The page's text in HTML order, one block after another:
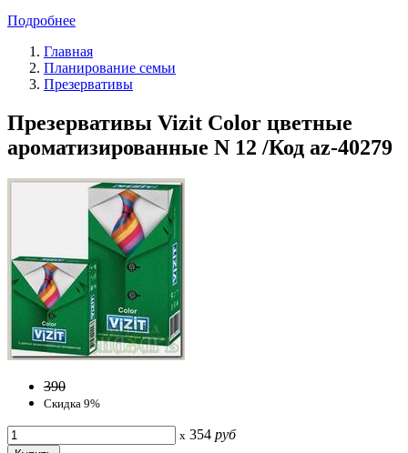
Подробнее
Главная
Планирование семьи
Презервативы
Презервативы Vizit Color цветные
ароматизированные N 12 /Код az-40279
390
Скидка 9%
x 354 руб